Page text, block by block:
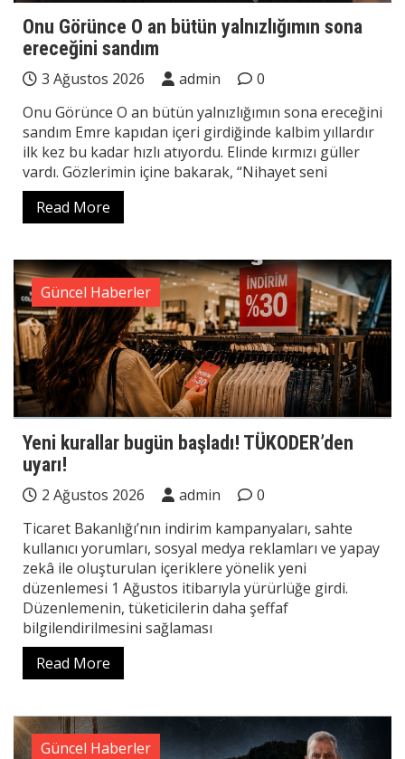
Onu Görünce O an bütün yalnızlığımın sona
ereceğini sandım
3 Ağustos 2026 admin
0
Onu Görünce O an bütün yalnızlığımın sona ereceğini
sandım Emre kapıdan içeri girdiğinde kalbim yıllardır
ilk kez bu kadar hızlı atıyordu. Elinde kırmızı güller
vardı. Gözlerimin içine bakarak, “Nihayet seni
Read More
Güncel Haberler
Yeni kurallar bugün başladı! TÜKODER’den
uyarı!
2 Ağustos 2026 admin
0
Ticaret Bakanlığı’nın indirim kampanyaları, sahte
kullanıcı yorumları, sosyal medya reklamları ve yapay
zekâ ile oluşturulan içeriklere yönelik yeni
düzenlemesi 1 Ağustos itibarıyla yürürlüğe girdi.
Düzenlemenin, tüketicilerin daha şeffaf
bilgilendirilmesini sağlaması
Read More
Güncel Haberler